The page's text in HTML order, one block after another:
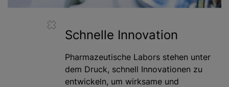
Schnelle Innovation
Pharmazeutische Labors stehen unter
dem Druck, schnell Innovationen zu
entwickeln, um wirksame und